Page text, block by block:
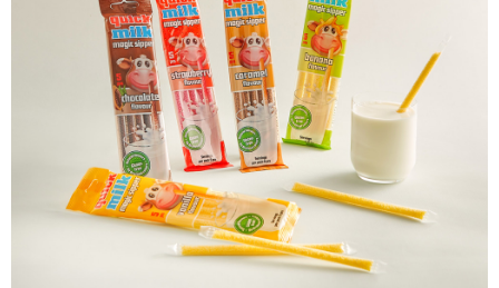
是否繳費成功／繳費後需取消欲退款等相關疑問，請聯繫「AFTEE先享後付
客戶支援中心」https://netprotections.freshdesk.com/support/home
１．透過由恩沛科技股份有限公司提供之「AFTEE先享後付」服務完成之交
易，需依本服務之必要範圍內提供個人資料，並將交易相關給付款項請求債
權轉讓予恩沛科技股份有限公司。
２．關於個人資料處理事宜，請瀏覽以下網址：
https://aftee.tw/terms/#terms3
３．未成年的使用者請事先徵得法定代理人或監護人之同意方可使用
「AFTEE先享後付」，若未經同意申辦者引起之損失，本公司不負相關責
４．使用「AFTEE先享後付」時，將依據個別帳號之用戶狀況，依本公司即
時審查核予不同之上限額度；若仍有額度不足之情形，本公司將視審查結果